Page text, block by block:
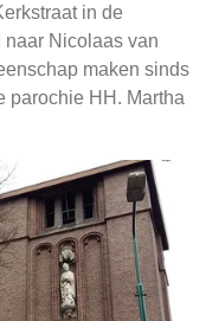
in de
Nicolaas van
maken sinds
parochie HH. Martha